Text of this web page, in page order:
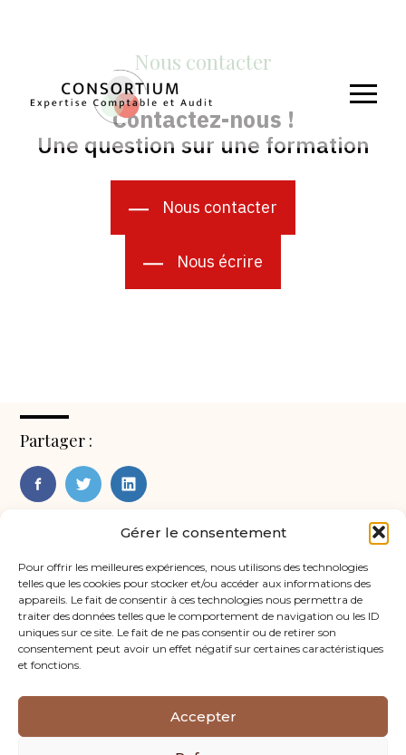
Gérer le consentement
Pour offrir les meilleures expériences, nous utilisons des technologies
telles que les cookies pour stocker et/ou accéder aux informations des
appareils. Le fait de consentir à ces technologies nous permettra de
traiter des données telles que le comportement de navigation ou les ID
uniques sur ce site. Le fait de ne pas consentir ou de retirer son
consentement peut avoir un effet négatif sur certaines caractéristiques
et fonctions.
Accepter
Aller
Nous contacter
Contactez-nous !
Une question sur une formation
Nous contacter
Nous écrire
Partager :
FaceBook
TwitterLinkedIn
Principale
CABINET D’EGUILLES CABINET DE PERTUIS
CABINET DE SALON-DE-PROVENCE Linkedin